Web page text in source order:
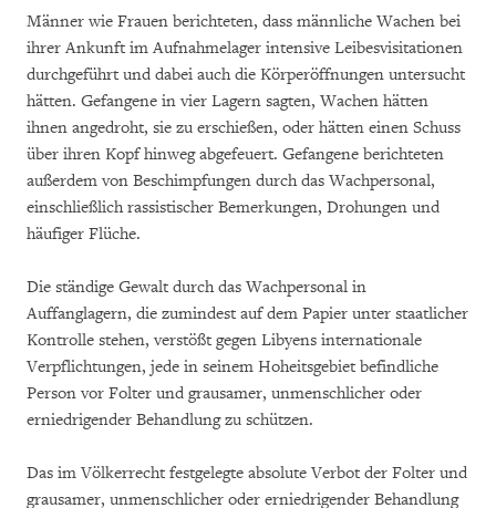
Männer wie Frauen berichteten, dass männliche Wachen bei
ihrer Ankunft im Aufnahmelager intensive Leibesvisitationen
durchgeführt und dabei auch die Körperöffnungen untersucht
hätten. Gefangene in vier Lagern sagten, Wachen hätten
ihnen angedroht, sie zu erschießen, oder hätten einen Schuss
über ihren Kopf hinweg abgefeuert. Gefangene berichteten
außerdem von Beschimpfungen durch das Wachpersonal,
einschließlich rassistischer Bemerkungen, Drohungen und
häufiger Flüche.
Die ständige Gewalt durch das Wachpersonal in
Auffanglagern, die zumindest auf dem Papier unter staatlicher
Kontrolle stehen, verstößt gegen Libyens internationale
Verpflichtungen, jede in seinem Hoheitsgebiet befindliche
Person vor Folter und grausamer, unmenschlicher oder
erniedrigender Behandlung zu schützen.
Das im Völkerrecht festgelegte absolute Verbot der Folter und
grausamer, unmenschlicher oder erniedrigender Behandlung